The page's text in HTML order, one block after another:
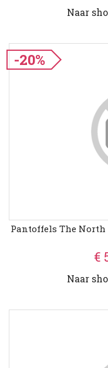
Naar
-20%
Pantoffels The North
€
Naar